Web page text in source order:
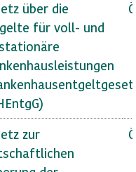
über die
für voll- und
zur